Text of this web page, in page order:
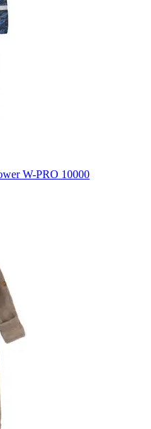
W-PRO 10000